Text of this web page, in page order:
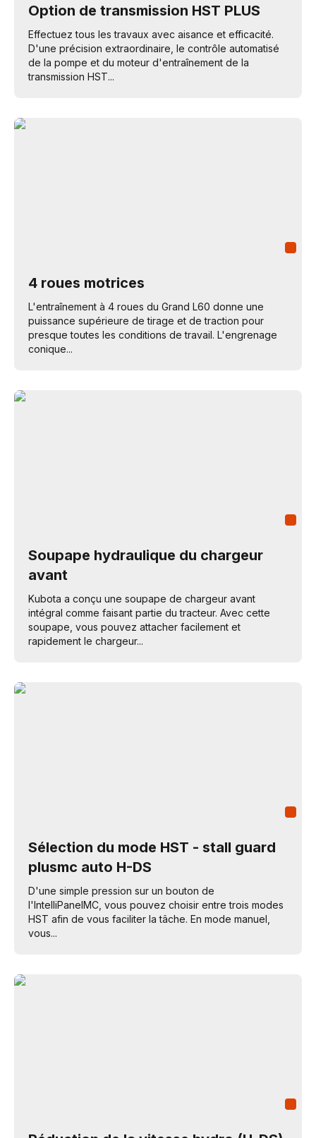
Option de transmission HST PLUS
Effectuez tous les travaux avec aisance et efficacité.
D'une précision extraordinaire, le contrôle automatisé
de la pompe et du moteur d'entraînement de la
transmission HST...
4 roues motrices
L'entraînement à 4 roues du Grand L60 donne une
puissance supérieure de tirage et de traction pour
presque toutes les conditions de travail. L'engrenage
conique...
Soupape hydraulique du chargeur
avant
Kubota a conçu une soupape de chargeur avant
intégral comme faisant partie du tracteur. Avec cette
soupape, vous pouvez attacher facilement et
rapidement le chargeur...
Sélection du mode HST - stall guard
plusmc auto H-DS
D'une simple pression sur un bouton de
l'IntelliPanelMC, vous pouvez choisir entre trois modes
HST afin de vous faciliter la tâche. En mode manuel,
vous...